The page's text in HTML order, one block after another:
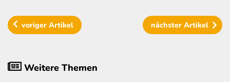
vorigerArtikel nächster Artikel
Weitere Themen